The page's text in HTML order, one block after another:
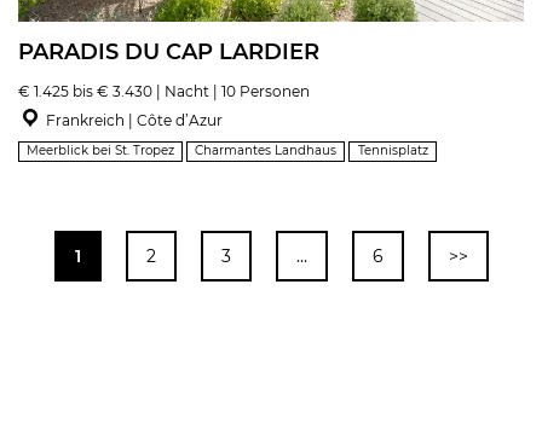
PARADIS DU CAP LARDIER
€ 1.425 bis € 3.430 | Nacht | 10 Personen
Frankreich | Côte d’Azur
Meerblick bei St. Tropez Charmantes Landhaus Tennisplatz
1 2 3 … 6 >>